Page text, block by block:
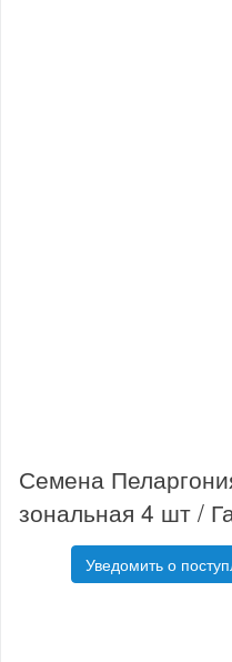
Семена
зональная 4 шт /
Уведомить о